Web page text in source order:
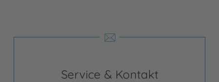
Service & Kontakt